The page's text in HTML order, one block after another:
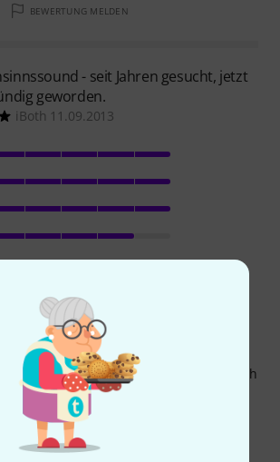
BEWERTUNG MELDEN
- seit Jahren gesucht, jetzt
geworden.
iBoth 11.09.2013
bringt wirklich eine sehr breite
Effekten bis hin zum extremsten
meinen Vollröhren Stereo Marshall in
absolut vom Feinsten. Dann noch
an den Thomann Service, denn das
war defekt und das neue war